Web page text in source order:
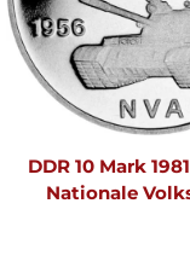
DDR 10 Mark
Nationale